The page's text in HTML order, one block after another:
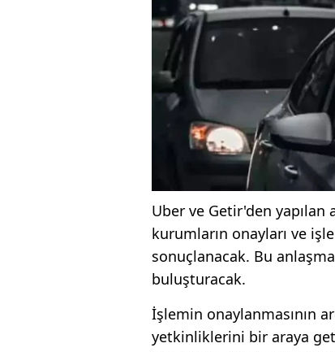
Uber ve Getir'den yapılan
kurumların onayları ve
sonuçlanacak. Bu
buluşturacak.
İşlemin onaylanmasının
yetkinliklerini bir araya